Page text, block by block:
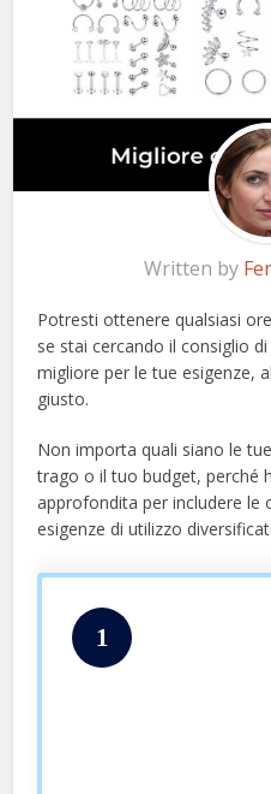
Written by
Potresti ottenere qualsiasi
se stai cercando il consiglio
migliore per le tue esigenze,
giusto.
Non importa quali siano le
trago o il tuo budget, perché
approfondita per includere le
esigenze di utilizzo
1